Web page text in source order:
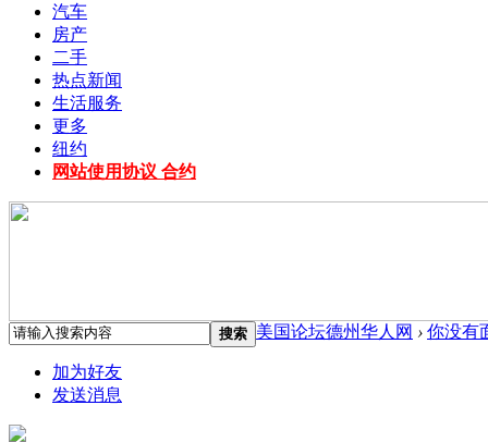
汽车
房产
二手
热点新闻
生活服务
更多
纽约
网站使用协议 合约
搜索 美国论坛德州华人网 › 你没有
加为好友
发送消息